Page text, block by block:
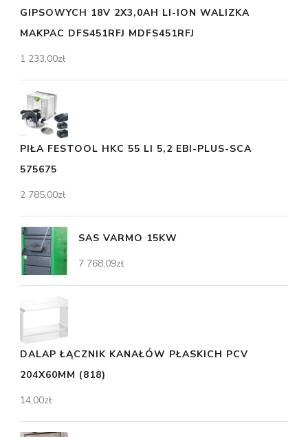
GIPSOWYCH 18V 2X3,0AH LI-ION WALIZKA
MAKPAC DFS451RFJ MDFS451RFJ
1 233,00zł
PIŁA FESTOOL HKC 55 LI 5,2 EBI-PLUS-SCA
575675
2 785,00zł
SAS VARMO 15KW
7 768,09zł
DALAP ŁĄCZNIK KANAŁÓW PŁASKICH PCV
204X60MM (818)
14,00zł